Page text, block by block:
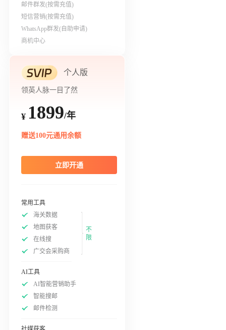
邮件群发(按需充值)
短信营销(按需充值)
WhatsApp群发(自助申请)
商机中心
个人版
领英人脉一目了然
¥ 1899/年
赠送100元通用余额
立即开通
常用工具
海关数据
地图获客
在线搜
广交会采购商
不
限
AI工具
AI智能营销助手
智能搜邮
邮件检测